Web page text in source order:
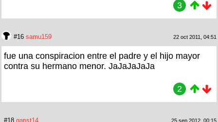
3
#16 samu159 22 oct 2011, 04:51
fue una conspiracion entre el padre y el hijo mayor
contra su hermano menor. JaJaJaJaJa
2
#18 ganst14 25 sep 2012, 00:15